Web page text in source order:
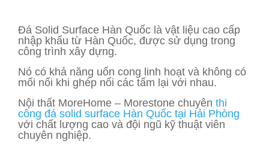
Đá Solid Surface Hàn Quốc là vật liệu cao cấp
nhập khẩu từ Hàn Quốc, được sử dụng trong
công trình xây dựng.
Nó có khả năng uốn cong linh hoạt và không có
mối nối khi ghép nối các tấm lại với nhau.
Nội thất MoreHome – Morestone chuyên thi
công đá solid surface Hàn Quốc tại Hải Phòng
với chất lượng cao và đội ngũ kỹ thuật viên
chuyên nghiệp.